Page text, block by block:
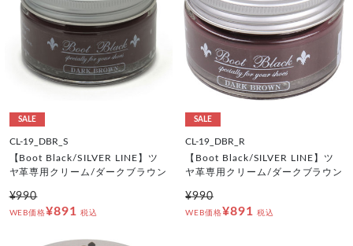
SALE
CL-19_DBR_S
【Boot Black/SILVER LINE】ツ
ヤ革専用クリーム/ダークブラウン
¥990
WEB価格¥891 税込
SALE
CL-19_DBR_R
【Boot Black/SILVER LINE】ツ
ヤ革専用クリーム/ダークブラウン
¥990
WEB価格¥891 税込